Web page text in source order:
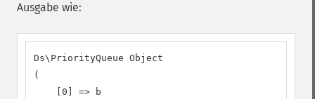
Ausgabe wie:
Ds\PriorityQueue Object
(
    [0] => b